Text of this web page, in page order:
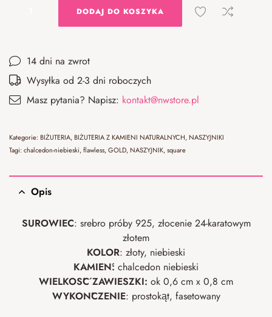
DODAJ DO KOSZYKA
14 dni na zwrot
Wysyłka od 2-3 dni roboczych
Masz pytania? Napisz: kontakt@nwstore.pl
Kategorie:BIŻUTERIA,BIŻUTERIA Z KAMIENI NATURALNYCH,NASZYJNIKI
Tagi:chalcedon-niebieski,flawless,GOLD,NASZYJNIK,square
Opis
SUROWIEC: srebro próby 925, złocenie 24-karatowym
złotem
KOLOR: złoty, niebieski
KAMIEŃ: chalcedon niebieski
WIELKOŚĆ ZAWIESZKI: ok 0,6 cm x 0,8 cm
WYKOŃCZENIE: prostokąt, fasetowany